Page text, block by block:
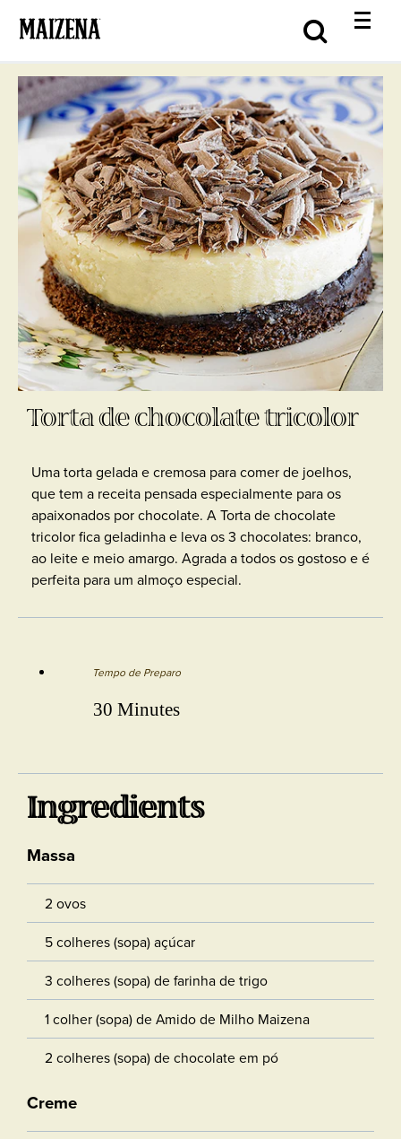
Torta de chocolate tricolor
Uma torta gelada e cremosa para comer de joelhos,
que tem a receita pensada especialmente para os
apaixonados por chocolate. A Torta de chocolate
tricolor fica geladinha e leva os 3 chocolates: branco,
ao leite e meio amargo. Agrada a todos os gostoso e é
perfeita para um almoço especial.
Tempo de Preparo
30 Minutes
Ingredients
Massa
2 ovos
5 colheres (sopa) açúcar
3 colheres (sopa) de farinha de trigo
1 colher (sopa) de Amido de Milho Maizena
2 colheres (sopa) de chocolate em pó
Creme